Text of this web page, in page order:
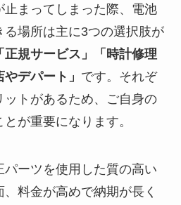
止まってしまった際、電池
場所は主に3つの選択肢が
正規サービス」「時計修理
デパート」 です。それぞ
トがあるため、ご自身の
が重要になります。
ーツを使用した質の高い
料金が高めで納期が長く